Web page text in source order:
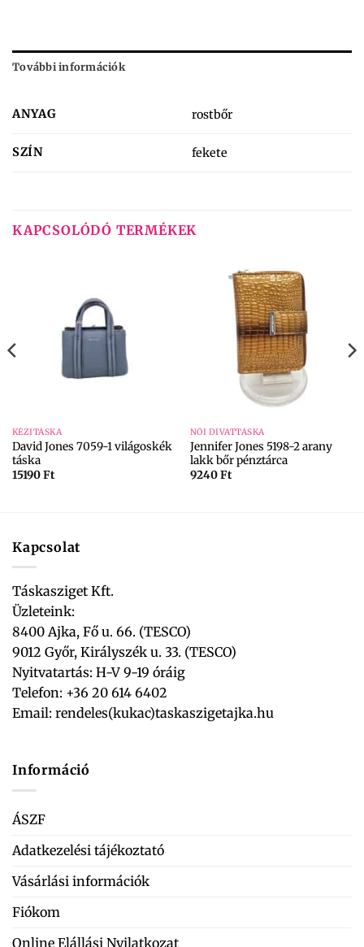
További információk
ANYAG rostbőr
SZÍN fekete
KAPCSOLÓDÓ TERMÉKEK
KÉZITÁSKA
David Jones 7059-1 világoskék
táska
15190Ft
NŐI DIVATTÁSKA
Jennifer Jones 5198-2 arany
lakk bőr pénztárca
9240Ft
Kapcsolat
Táskasziget Kft.
Üzleteink:
8400 Ajka, Fő u. 66. (TESCO)
9012 Győr, Királyszék u. 33. (TESCO)
Nyitvatartás: H-V 9-19 óráig
Telefon: +36 20 614 6402
Email: rendeles(kukac)taskaszigetajka.hu
Információ
ÁSZF
Adatkezelési tájékoztató
Vásárlási információk
Fiókom
Online Elállási Nyilatkozat